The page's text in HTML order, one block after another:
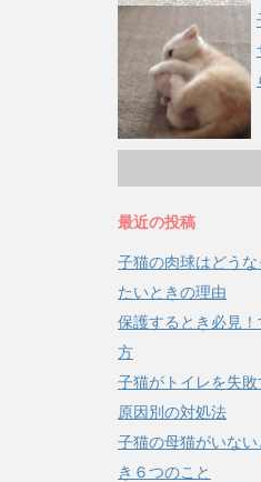
最近の投稿
子猫の肉球はどう
たいときの理由
保護するとき必見
方
子猫がトイレを失敗
原因別の対処法
子猫の母猫がいな
き６つのこと